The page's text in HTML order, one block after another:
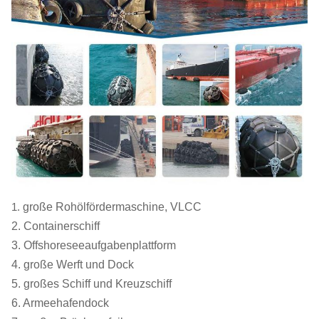
20000 0,25 525 2,5 x 4,0
0,26 425
10000 0,28 329 2,0 x 4,0
5000 0,33 228 2,0 x 3,5
1. große Rohölfördermaschine, VLCC
2. Containerschiff
3. Offshoreseeaufgabenplattform
4. große Werft und Dock
5. großes Schiff und Kreuzschiff
6. Armeehafendock